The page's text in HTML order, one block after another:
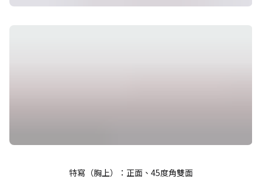
特寫（胸上）：正面、45度角雙面